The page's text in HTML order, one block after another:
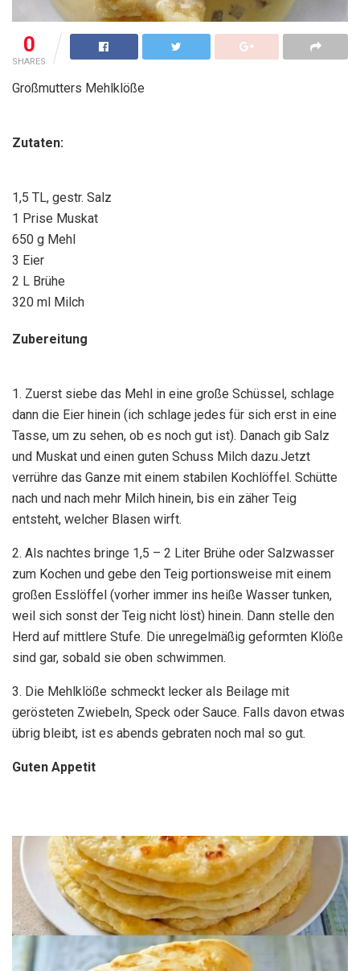
0
SHARES
Großmutters Mehlklöße
Zutaten:
1,5 TL, gestr. Salz
1 Prise Muskat
650 g Mehl
3 Eier
2 L Brühe
320 ml Milch
Zubereitung
1. Zuerst siebe das Mehl in eine große Schüssel, schlage
dann die Eier hinein (ich schlage jedes für sich erst in eine
Tasse, um zu sehen, ob es noch gut ist). Danach gib Salz
und Muskat und einen guten Schuss Milch dazu.Jetzt
verrühre das Ganze mit einem stabilen Kochlöffel. Schütte
nach und nach mehr Milch hinein, bis ein zäher Teig
entsteht, welcher Blasen wirft.
2. Als nachtes bringe 1,5 – 2 Liter Brühe oder Salzwasser
zum Kochen und gebe den Teig portionsweise mit einem
großen Esslöffel (vorher immer ins heiße Wasser tunken,
weil sich sonst der Teig nicht löst) hinein. Dann stelle den
Herd auf mittlere Stufe. Die unregelmäßig geformten Klöße
sind gar, sobald sie oben schwimmen.
3. Die Mehlklöße schmeckt lecker als Beilage mit
gerösteten Zwiebeln, Speck oder Sauce. Falls davon etwas
übrig bleibt, ist es abends gebraten noch mal so gut.
Guten Appetit